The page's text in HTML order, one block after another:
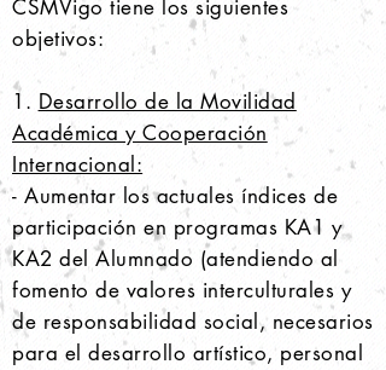
CSMVigo tiene los siguientes
objetivos:
1. Desarrollo de la Movilidad
Académica y Cooperación
Internacional:
- Aumentar los actuales índices de
participación en programas KA1 y
KA2 del Alumnado (atendiendo al
fomento de valores interculturales y
de responsabilidad social, necesarios
para el desarrollo artístico, personal